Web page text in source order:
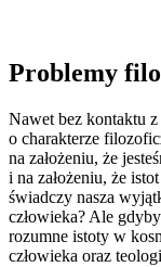
Problemy
Nawet bez kontaktu
o charakterze
na założeniu, że
i na założeniu, że
świadczy nasza
człowieka? Ale
rozumne istoty w
człowieka oraz